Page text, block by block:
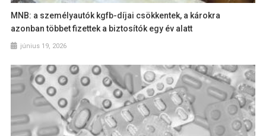
MNB: a személyautók kgfb-díjai csökkentek, a károkra
azonban többet fizettek a biztosítók egy év alatt
június 19, 2026